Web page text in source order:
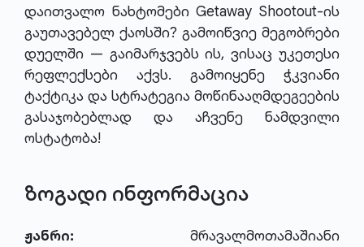
დაითვალო ნახტომები Getaway Shootout-ის
გაუთავებელ ქაოსში? გამოიწვიე მეგობრები
დუელში — გაიმარჯვებს ის, ვისაც უკეთესი
რეფლექსები აქვს. გამოიყენე ჭკვიანი
ტაქტიკა და სტრატეგია მოწინააღმდეგეების
გასაჯობებლად და აჩვენე ნამდვილი
ოსტატობა!
ზოგადი ინფორმაცია
ჟანრი: მრავალმოთამაშიანი